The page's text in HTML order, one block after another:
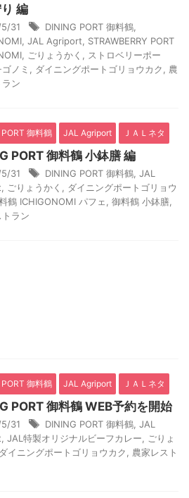
編
31 DINING PORT 御料鶴
JAL Agriport
STRAWBERRY PORT
ごりょうかく
ストロベリーポー
ノミ
ダイニングポートゴリョウカク
農
ン
御料鶴 JAL Agriport ＪＡＬネタ
PORT 御料鶴 小鉢膳 編
31 DINING PORT 御料鶴 JAL
ごりょうかく
ダイニングポートゴリョウ
鶴 ICHIGONOMI パフェ 御料鶴 小鉢膳
ラン
御料鶴 JAL Agriport ＪＡＬネタ
PORT 御料鶴 WEB予約を開始
31 DINING PORT 御料鶴 JAL
JAL特製オリジナルビーフカレー
ごりょ
ダイニングポートゴリョウカク
農家レスト